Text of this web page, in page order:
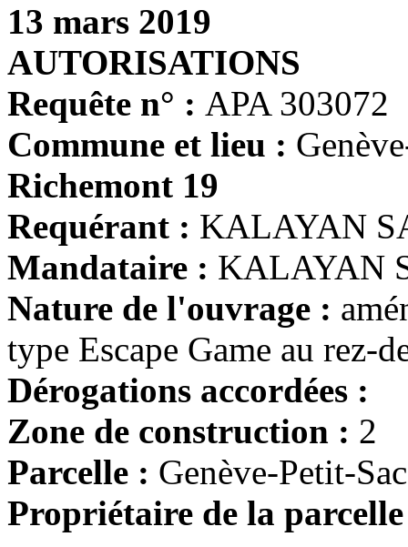
13 mars 2019
AUTORISATIONS
Requête n° : APA 303072
Commune et lieu :
Richemont 19
Requérant : KALAYAN
Mandataire : KALAYAN
Nature de l'ouvrage :
type Escape Game au rez-
Dérogations accordées :
Zone de construction : 2
Parcelle : Genève-Petit-
Propriétaire de la